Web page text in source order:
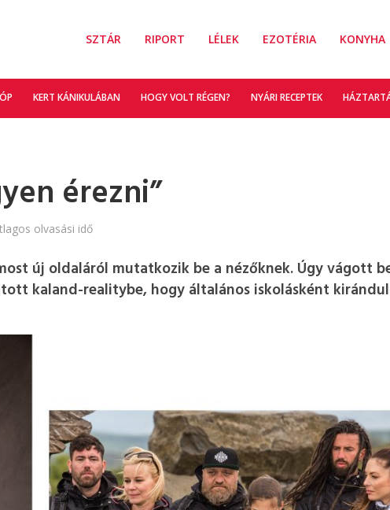
SZTÁR RIPORT LÉLEK EZOTÉRIA KONYHA
KERT KÁNIKULÁBAN HOGY VOLT RÉGEN? NYÁRI RECEPTEK
érezni”
olvasási idő
új oldaláról mutatkozik be a nézőknek. Úgy vágott
kaland-realitybe, hogy általános iskolásként